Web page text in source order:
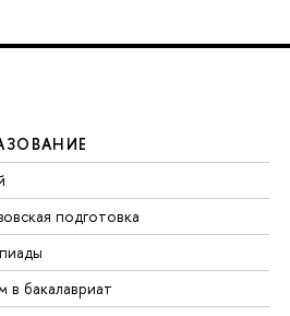
подготовка
в бакалавриат